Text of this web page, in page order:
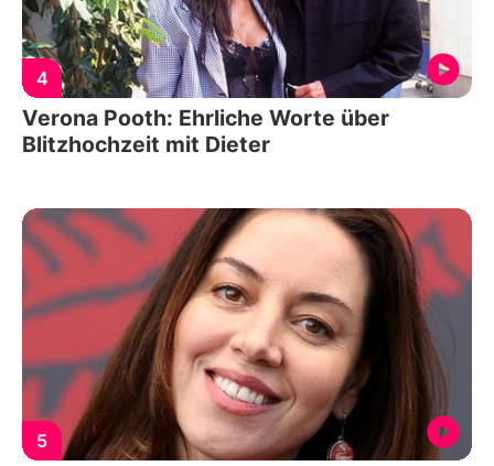
4
Verona Pooth: Ehrliche Worte über
Blitzhochzeit mit Dieter
5